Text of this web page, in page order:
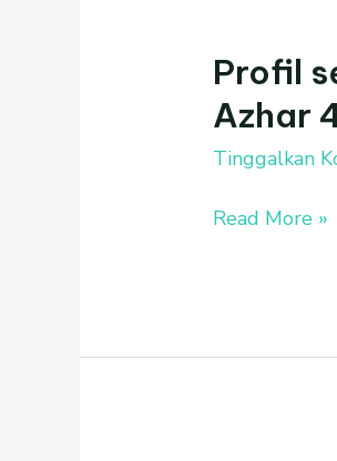
Profil
Azhar
Tinggalkan
Profil
sekolah
Toddler-
KB-
Islam
Read More »